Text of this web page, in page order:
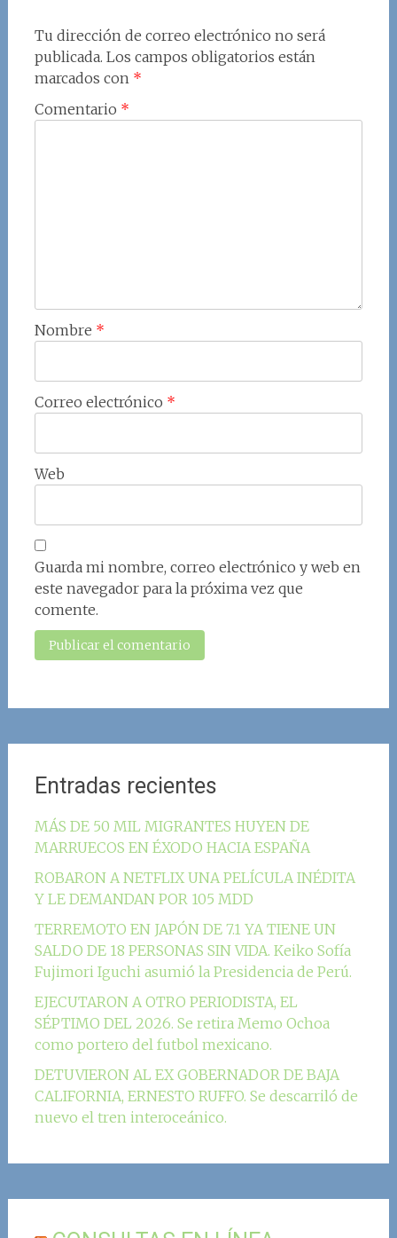
Tu dirección de correo electrónico no será
publicada. Los campos obligatorios están
marcados con *
Comentario *
Nombre *
Correo electrónico *
Web
Guarda mi nombre, correo electrónico y web en
este navegador para la próxima vez que
comente.
Entradas recientes
MÁS DE 50 MIL MIGRANTES HUYEN DE
MARRUECOS EN ÉXODO HACIA ESPAÑA
ROBARON A NETFLIX UNA PELÍCULA INÉDITA
Y LE DEMANDAN POR 105 MDD
TERREMOTO EN JAPÓN DE 7.1 YA TIENE UN
SALDO DE 18 PERSONAS SIN VIDA. Keiko Sofía
Fujimori Iguchi asumió la Presidencia de Perú.
EJECUTARON A OTRO PERIODISTA, EL
SÉPTIMO DEL 2026. Se retira Memo Ochoa
como portero del futbol mexicano.
DETUVIERON AL EX GOBERNADOR DE BAJA
CALIFORNIA, ERNESTO RUFFO. Se descarriló de
nuevo el tren interoceánico.